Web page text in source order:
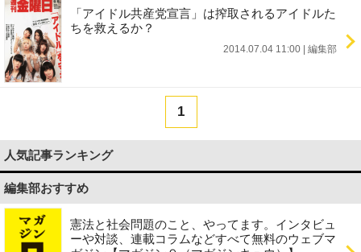
「アイドル共産党宣言」は搾取されるアイドルた
ちを救えるか？
2014.07.04 11:00 編集部
1
人気記事ランキング
編集部おすすめ
憲法と社会問題のこと、やってます。インタビュ
ーや対談、連載コラムなどすべて無料のウェブマ